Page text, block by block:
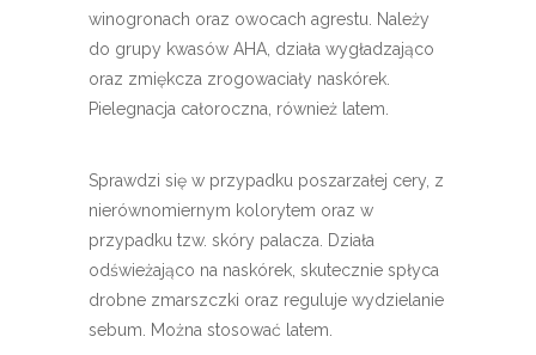
winogronach oraz owocach agrestu. Należy
do grupy kwasów AHA, działa wygładzająco
oraz zmiękcza zrogowaciały naskórek.
Pielegnacja całoroczna, również latem.
Sprawdzi się w przypadku poszarzałej cery, z
nierównomiernym kolorytem oraz w
przypadku tzw. skóry palacza. Działa
odświeżająco na naskórek, skutecznie spłyca
drobne zmarszczki oraz reguluje wydzielanie
sebum. Można stosować latem.